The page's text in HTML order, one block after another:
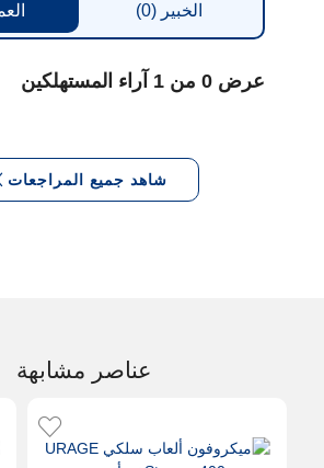
الخبير(0)
عرض 0 من 1 آراء المستهلكين
شاهد جميع المراجعات
عناصر مشابهة